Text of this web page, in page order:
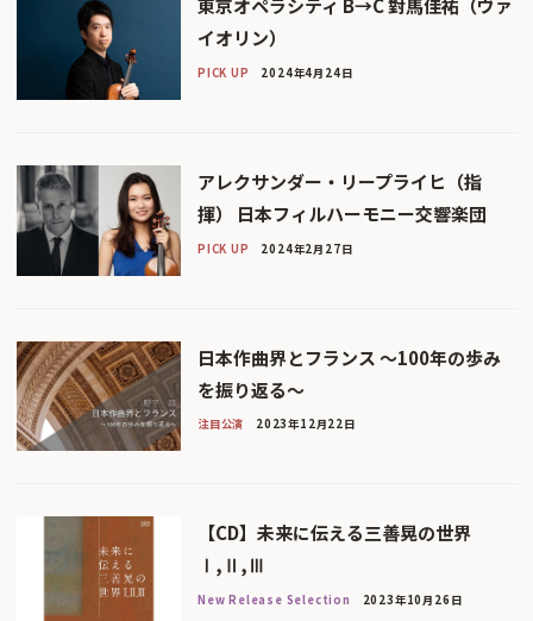
東京オペラシティ B→C 對馬佳祐（ヴァ
イオリン）
PICK UP 2024年4月24日
アレクサンダー・リープライヒ（指
揮） 日本フィルハーモニー交響楽団
PICK UP 2024年2月27日
日本作曲界とフランス 〜100年の歩み
を振り返る〜
注目公演 2023年12月22日
【CD】未来に伝える三善晃の世界
Ⅰ,Ⅱ,Ⅲ
New Release Selection 2023年10月26日